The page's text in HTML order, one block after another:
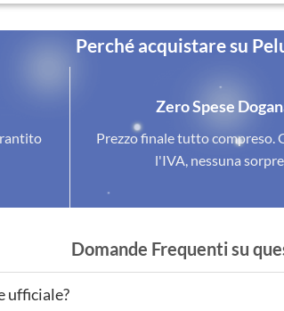
Perché acquistare su
Zero Spese
Prezzo finale tutto compreso.
l'IVA, nessuna
Domande Frequenti su
ufficiale?